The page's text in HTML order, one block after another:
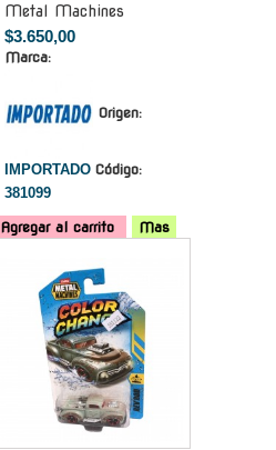
Metal Machines
$3.650,00
Marca:
Origen:
IMPORTADO Código:
381099
Agregar al carrito
Mas